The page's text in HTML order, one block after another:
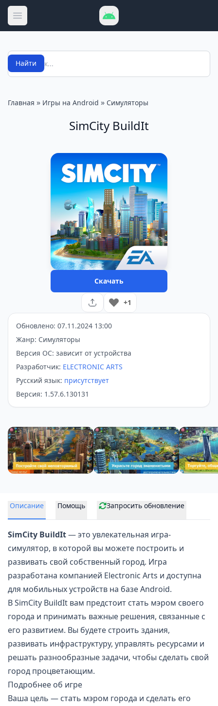
Открыть меню
Поиск
Найти
Главная » Игры на Android » Симуляторы
SimCity BuildIt
Скачать
+1
Обновлено: 07.11.2024 13:00
Жанр: Симуляторы
Версия ОС: зависит от устройства
Разработчик: ELECTRONIC ARTS
Русский язык: присутствует
Версия: 1.57.6.130131
Описание Помощь Запросить обновление
SimCity BuildIt— это увлекательная игра-
симулятор, в которой вы можете построить и
развивать свой собственный город. Игра
разработана компанией Electronic Arts и доступна
для мобильных устройств на базе Android.
В SimCity BuildIt вам предстоит стать мэром своего
города и принимать важные решения, связанные с
его развитием. Вы будете строить здания,
развивать инфраструктуру, управлять ресурсами и
решать разнообразные задачи, чтобы сделать свой
город процветающим.
Подробнее об игре
Ваша цель — стать мэром города и сделать его